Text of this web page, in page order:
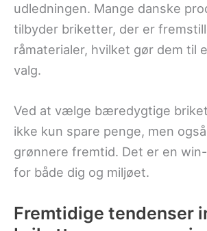
udledningen. Mange danske
tilbyder briketter, der er
råmaterialer, hvilket gør dem til
valg.
Ved at vælge bæredygtige
ikke kun spare penge, men
grønnere fremtid. Det er en
for både dig og miljøet.
Fremtidige tendenser